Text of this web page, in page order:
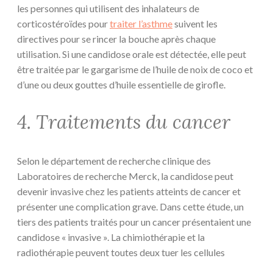
les personnes qui utilisent des inhalateurs de
corticostéroïdes pourtraiter l’asthmesuivent les
directives pour se rincer la bouche après chaque
utilisation. Si une candidose orale est détectée, elle peut
être traitée par le gargarisme de l’huile de noix de coco et
d’une ou deux gouttes d’huile essentielle de girofle.
4. Traitements du cancer
Selon le département de recherche clinique des
Laboratoires de recherche Merck, la candidose peut
devenir invasive chez les patients atteints de cancer et
présenter une complication grave. Dans cette étude, un
tiers des patients traités pour un cancer présentaient une
candidose « invasive ». La chimiothérapie et la
radiothérapie peuvent toutes deux tuer les cellules